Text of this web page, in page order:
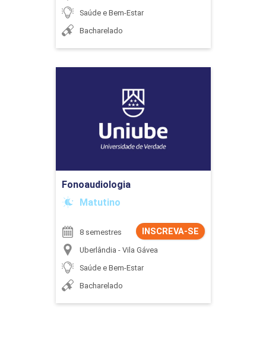
Saúde e Bem-Estar
Bacharelado
Fonoaudiologia
Matutino
INSCREVA-SE
8 semestres
Uberlândia - Vila Gávea
Saúde e Bem-Estar
Bacharelado
Detalhes do curso